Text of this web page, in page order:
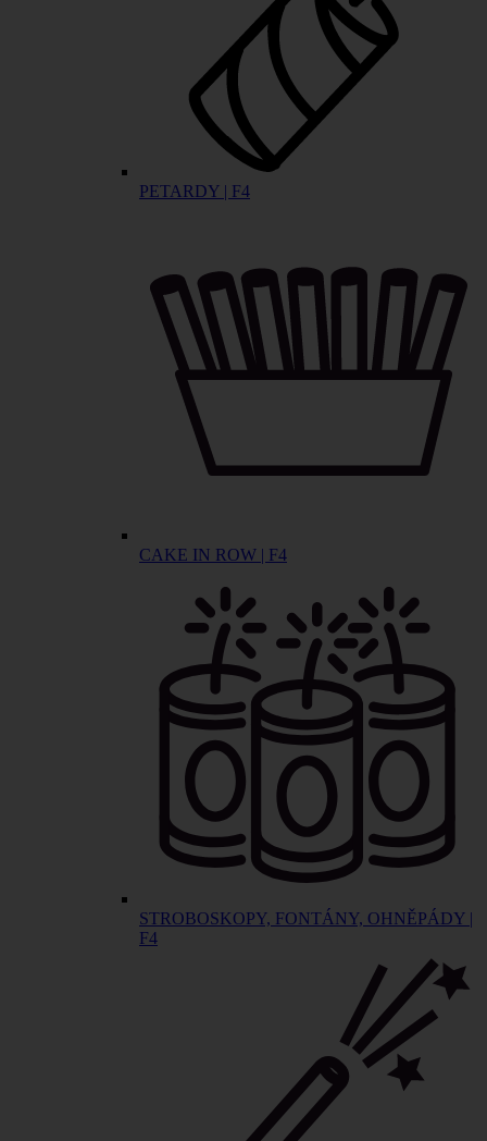
PETARDY | F4
CAKE IN ROW | F4
STROBOSKOPY, FONTÁNY, OHNĚPÁDY |
F4